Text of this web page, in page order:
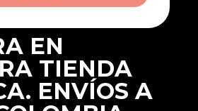
EN
TIENDA
ENVÍOS A